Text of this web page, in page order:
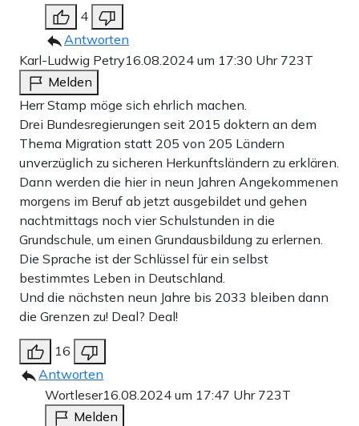
4
Antworten
Karl-Ludwig Petry16.08.2024 um 17:30 Uhr 723T
Melden
Herr Stamp möge sich ehrlich machen.
Drei Bundesregierungen seit 2015 doktern an dem
Thema Migration statt 205 von 205 Ländern
unverzüglich zu sicheren Herkunftsländern zu erklären.
Dann werden die hier in neun Jahren Angekommenen
morgens im Beruf ab jetzt ausgebildet und gehen
nachtmittags noch vier Schulstunden in die
Grundschule, um einen Grundausbildung zu erlernen.
Die Sprache ist der Schlüssel für ein selbst
bestimmtes Leben in Deutschland.
Und die nächsten neun Jahre bis 2033 bleiben dann
die Grenzen zu! Deal? Deal!
16
Antworten
Wortleser16.08.2024 um 17:47 Uhr 723T
Melden